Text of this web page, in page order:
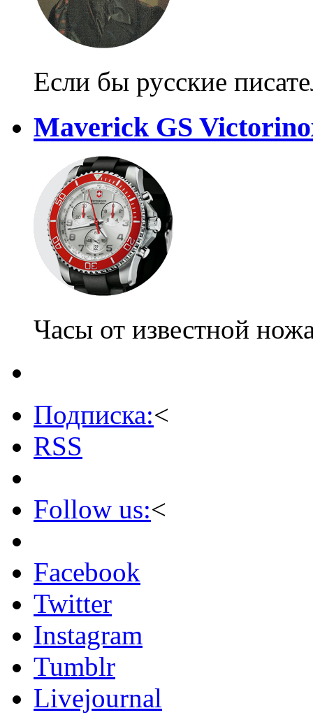
Если бы русские
Maverick GS
Часы от известной
Подписка:<
RSS
Follow us:<
Facebook
Twitter
Instagram
Tumblr
Livejournal